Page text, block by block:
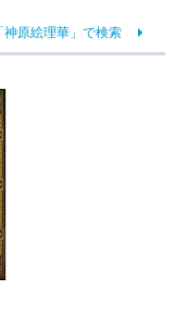
神原絵理華」で検索